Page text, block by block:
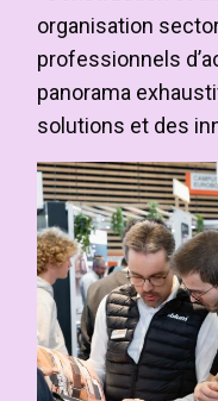
organisation
professionnels
panorama
solutions et des